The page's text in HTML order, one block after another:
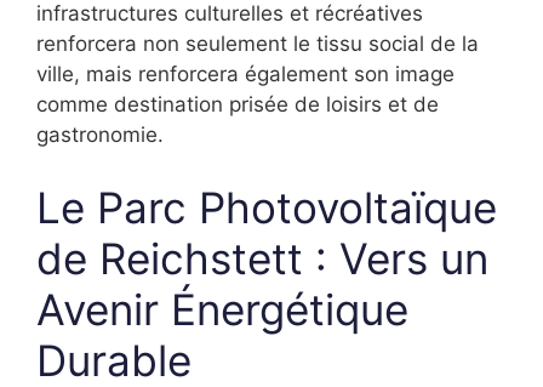
infrastructures culturelles et récréatives
renforcera non seulement le tissu social de la
ville, mais renforcera également son image
comme destination prisée de loisirs et de
gastronomie.
Le Parc Photovoltaïque
de Reichstett : Vers un
Avenir Énergétique
Durable